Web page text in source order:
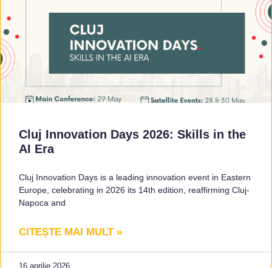
Cluj Innovation Days 2026: Skills in the
AI Era
Cluj Innovation Days is a leading innovation event in Eastern
Europe, celebrating in 2026 its 14th edition, reaffirming Cluj-
Napoca and
CITEȘTE MAI MULT »
16 aprilie 2026